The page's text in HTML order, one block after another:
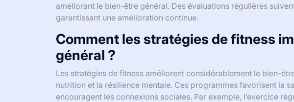
améliorant le bien-être général. Des évaluations régulières
garantissant une amélioration continue.
Comment les stratégies de fitness
général ?
Les stratégies de fitness améliorent considérablement le bien-
nutrition et la résilience mentale. Ces programmes favorisent la
encouragent les connexions sociales. Par exemple, l’exercice